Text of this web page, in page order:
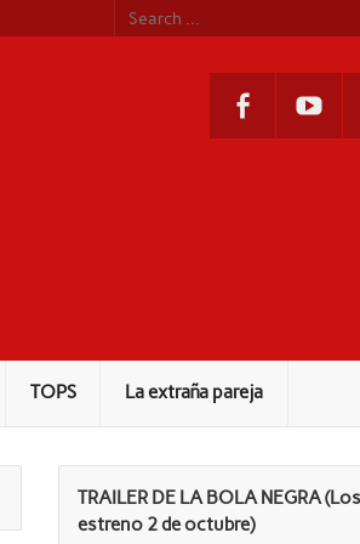
TOPS La extraña pareja
TRAILER DE LA BOLA NEGRA
estreno 2 de octubre)